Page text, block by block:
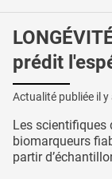
prédit
Actualité publiée il y
Les scientifiques
biomarqueurs
partir